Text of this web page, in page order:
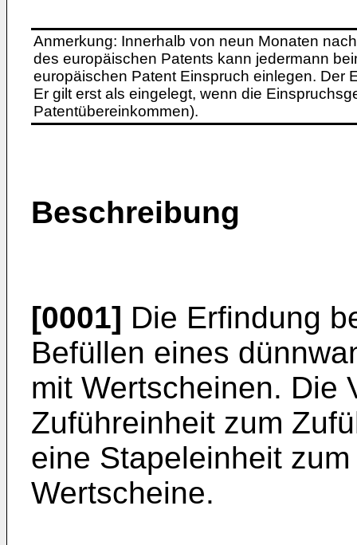
Anmerkung: Innerhalb von neun Monaten
des europäischen Patents kann jedermann
europäischen Patent Einspruch einlegen. Der
Er gilt erst als eingelegt, wenn die
Patentübereinkommen).
Beschreibung
[0001] Die Erfindung
Befüllen eines
mit Wertscheinen. Die
Zuführeinheit zum
eine Stapeleinheit
Wertscheine.